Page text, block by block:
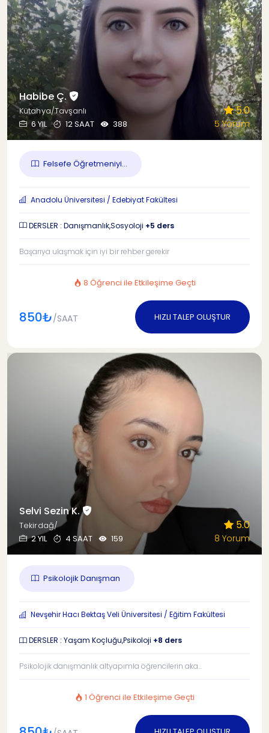
Habibe Ç.
Kütahya/Tavşanlı
6 YIL
12 SAAT 388
5.0
5 Yorum
Felsefe Öğretmeniyi...
Anadolu Üniversitesi / Edebiyat Fakültesi
DERSLER : Danışmanlık,Sosyoloji +5 ders
Başarıya ulaşmak için iyi bir rehber gerekir
8 Öğrenci ile Etkileşime Geçti
850₺/SAAT HIZLI TALEP OLUŞTUR
Selvi Sezin K.
Tekirdağ/
2 YIL
4 SAAT 159
5.0
8 Yorum
Psikolojik Danışman
Nevşehir Hacı Bektaş Veli Üniversitesi / Eğitim Fakültesi
DERSLER : Yaşam Koçluğu,Psikoloji +8 ders
Psikolojik danışmanlık altyapımla öğrencilerin aka...
1 Öğrenci ile Etkileşime Geçti